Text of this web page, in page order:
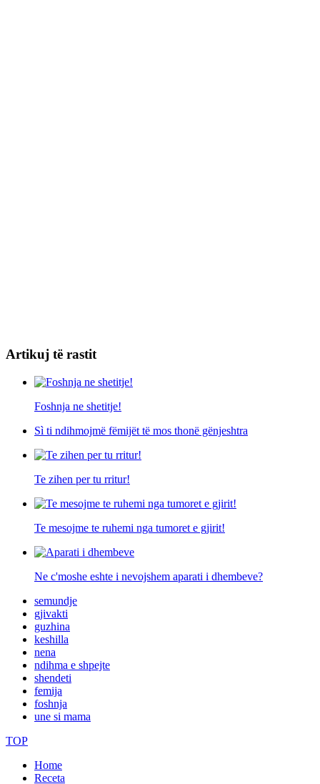
Artikuj të rastit
Foshnja ne shetitje!
Sì ti ndihmojmë fëmijët të mos thonë gënjeshtra
Te zihen per tu rritur!
Te mesojme te ruhemi nga tumoret e gjirit!
Ne c'moshe eshte i nevojshem aparati i dhembeve?
semundje
gjivakti
guzhina
keshilla
nena
ndihma e shpejte
shendeti
femija
foshnja
une si mama
TOP
Home
Receta